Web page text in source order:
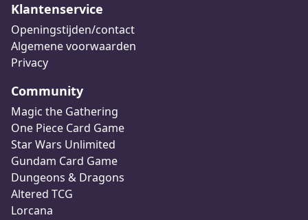
Klantenservice
Openingstijden/contact
Algemene voorwaarden
Privacy
Community
Magic the Gathering
One Piece Card Game
Star Wars Unlimited
Gundam Card Game
Dungeons & Dragons
Altered TCG
Lorcana